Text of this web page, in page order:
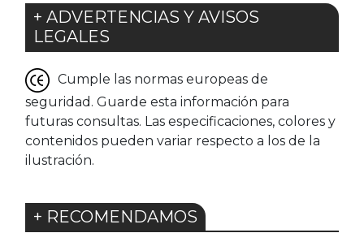
+ ADVERTENCIAS Y AVISOS
LEGALES
Cumple las normas europeas de
seguridad. Guarde esta información para
futuras consultas. Las especificaciones, colores y
contenidos pueden variar respecto a los de la
ilustración.
+ RECOMENDAMOS